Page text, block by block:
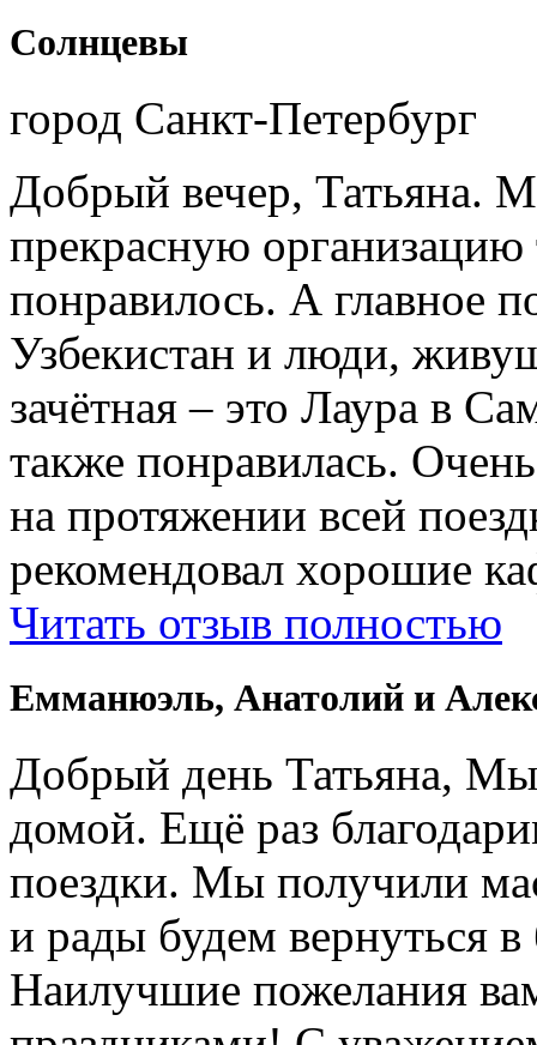
Солнцевы
город Санкт-Петербург
Добрый вечер, Татьяна.
прекрасную
понравилось. А главное
Узбекистан и люди,
зачётная – это Лаура в
также понравилась.
на протяжении всей
рекомендовал хорошие
Читать отзыв полностью
Емманюэль, Анатолий и
Добрый день Татьяна, Мы
домой. Ещё раз
поездки. Мы получили
и рады будем вернуться
Наилучшие пожелания